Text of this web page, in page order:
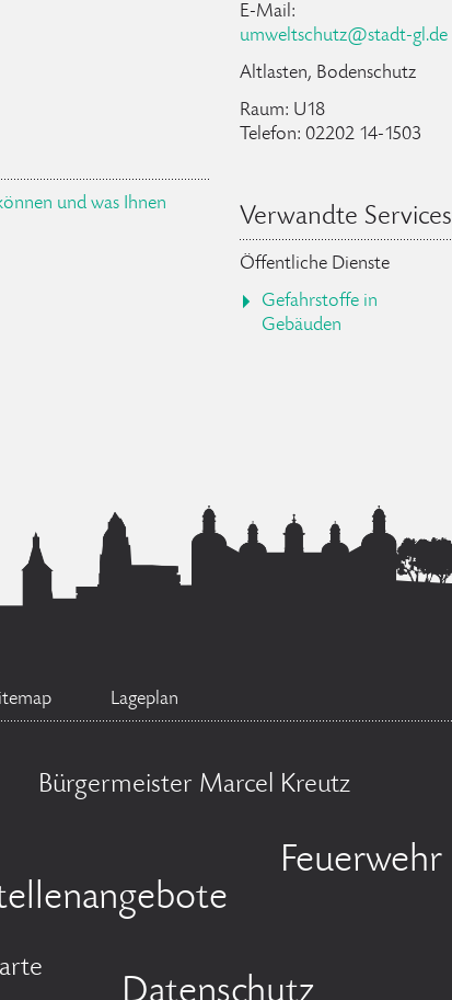
und was Ihnen
E-Mail:
umweltschutz@stadt-gl.de
Altlasten, Bodenschutz
Raum: U18
Telefon: 02202 14-1503
Verwandte Services
Öffentliche Dienste
Gefahrstoffe in
Gebäuden
Lageplan
Bürgermeister Marcel Kreutz
Feuerwehr